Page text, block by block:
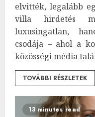
elvitték, legalább
villa hirdetés
luxusingatlan,
csodája – ahol a
közösségi média
TOVÁBBI RÉSZLETEK
13 minutes read